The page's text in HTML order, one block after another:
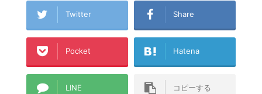
Twitter Share
Pocket Hatena
LINE コピーする